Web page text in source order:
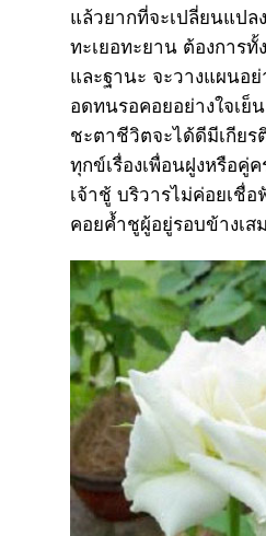
แล้วยากที่จะเปลี่ยนแปล
ทะเยอทะยาน ต้องการทั้
และฐานะ จะวางแผนอ
อดทนรอคอยอย่างใจเย็น
ชะตาชีวิตจะได้ดีมีเกีย
ทุกข์เรื่องเพื่อนฝูงหรือคู่
เจ้าชู้ บริวารไม่ค่อยเชื่
คอยค้ำชูผู้อยู่รอบข้างเส